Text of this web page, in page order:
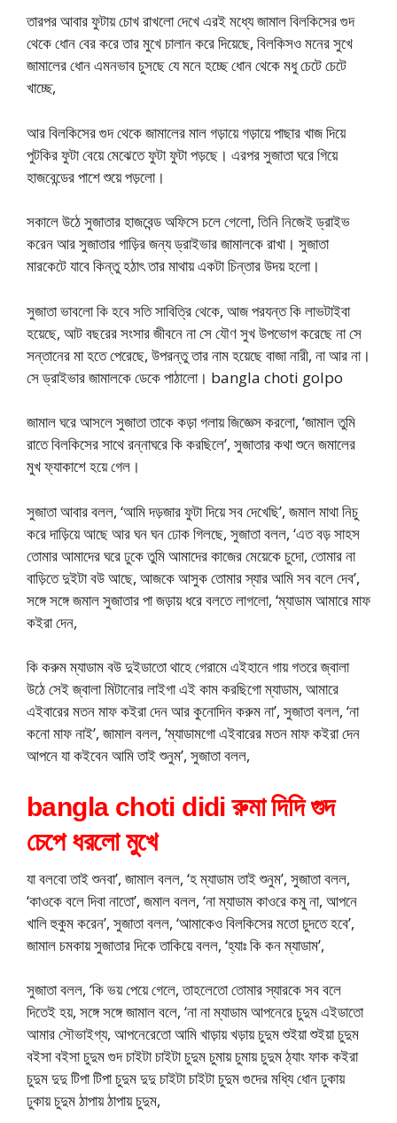
তারপর আবার ফুটায় চোখ রাখলো দেখে এরই মধ্যে জামাল বিলকিসের গুদ
থেকে ধোন বের করে তার মুখে চালান করে দিয়েছে, বিলকিসও মনের সুখে
জামালের ধোন এমনভাব চুসছে যে মনে হচ্ছে ধোন থেকে মধু চেটে চেটে
খাচ্ছে,
আর বিলকিসের গুদ থেকে জামালের মাল গড়ায়ে গড়ায়ে পাছার খাজ দিয়ে
পুটকির ফুটা বেয়ে মেঝেতে ফুটা ফুটা পড়ছে। এরপর সুজাতা ঘরে গিয়ে
হাজবেন্ডের পাশে শুয়ে পড়লো।
সকালে উঠে সুজাতার হাজবেন্ড অফিসে চলে গেলো, তিনি নিজেই ড্রাইভ
করেন আর সুজাতার গাড়ির জন্য ড্রাইভার জামালকে রাখা। সুজাতা
মারকেটে যাবে কিন্তু হঠাৎ তার মাথায় একটা চিন্তার উদয় হলো।
সুজাতা ভাবলো কি হবে সতি সাবিত্রি থেকে, আজ পরযন্ত কি লাভটাইবা
হয়েছে, আট বছরের সংসার জীবনে না সে যৌণ সুখ উপভোগ করেছে না সে
সন্তানের মা হতে পেরেছে, উপরন্তু তার নাম হয়েছে বাজা নারী, না আর না।
সে ড্রাইভার জামালকে ডেকে পাঠালো। bangla choti golpo
জামাল ঘরে আসলে সুজাতা তাকে কড়া গলায় জিজ্ঞেস করলো, ‘জামাল তুমি
রাতে বিলকিসের সাথে রন্নাঘরে কি করছিলে’, সুজাতার কথা শুনে জমালের
মুখ ফ্যাকাশে হয়ে গেল।
সুজাতা আবার বলল, ‘আমি দড়জার ফুটা দিয়ে সব দেখেছি’, জমাল মাথা নিচু
করে দাড়িয়ে আছে আর ঘন ঘন ঢোক গিলছে, সুজাতা বলল, ‘এত বড় সাহস
তোমার আমাদের ঘরে ঢুকে তুমি আমাদের কাজের মেয়েকে চুদো, তোমার না
বাড়িতে দুইটা বউ আছে, আজকে আসুক তোমার স্যার আমি সব বলে দেব’,
সঙ্গে সঙ্গে জমাল সুজাতার পা জড়ায় ধরে বলতে লাগলো, ‘ম্যাডাম আমারে মাফ
কইরা দেন,
কি করুম ম্যাডাম বউ দুইডাতো থাহে গেরামে এইহানে গায় গতরে জ্বালা
উঠে সেই জ্বালা মিটানোর লাইগা এই কাম করছিগো ম্যাডাম, আমারে
এইবারের মতন মাফ কইরা দেন আর কুনোদিন করুম না’, সুজাতা বলল, ‘না
কনো মাফ নাই’, জামাল বলল, ‘ম্যাডামগো এইবারের মতন মাফ কইরা দেন
আপনে যা কইবেন আমি তাই শুনুম’, সুজাতা বলল,
bangla choti didi রুমা দিদি গুদ
চেপে ধরলো মুখে
যা বলবো তাই শুনবা’, জামাল বলল, ‘হ ম্যাডাম তাই শুনুম’, সুজাতা বলল,
‘কাওকে বলে দিবা নাতো’, জমাল বলল, ‘না ম্যাডাম কাওরে কমু না, আপনে
খালি হুকুম করেন’, সুজাতা বলল, ‘আমাকেও বিলকিসের মতো চুদতে হবে’,
জামাল চমকায় সুজাতার দিকে তাকিয়ে বলল, ‘হ্যাঃ কি কন ম্যাডাম’,
সুজাতা বলল, ‘কি ভয় পেয়ে গেলে, তাহলেতো তোমার স্যারকে সব বলে
দিতেই হয়, সঙ্গে সঙ্গে জামাল বলে, ‘না না ম্যাডাম আপনেরে চুদুম এইডাতো
আমার সৌভাইগ্য, আপনেরেতো আমি খাড়ায় খড়ায় চুদুম শুইয়া শুইয়া চুদুম
বইসা বইসা চুদুম গুদ চাইটা চাইটা চুদুম চুমায় চুমায় চুদুম ঠ্যাং ফাক কইরা
চুদুম দুদু টিপা টিপা চুদুম দুদু চাইটা চাইটা চুদুম গুদের মধ্যি ধোন ঢুকায়
ঢুকায় চুদুম ঠাপায় ঠাপায় চুদুম,